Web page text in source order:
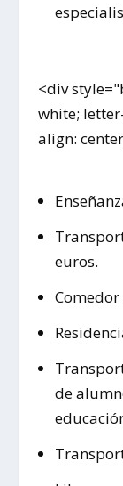
<div
white;
align:
euros.
Comedor
de